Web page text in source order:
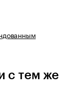
с тем же